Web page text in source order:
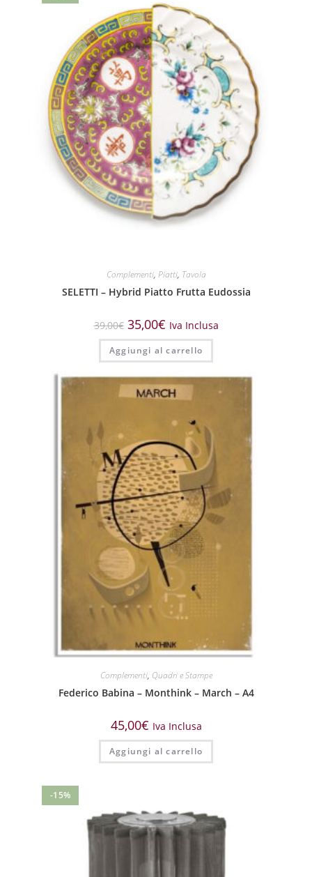
Complementi, Piatti, Tavola
SELETTI – Hybrid Piatto Frutta Eudossia
39,00€ 35,00€ Iva Inclusa
Aggiungi al carrello
Complementi, Quadri e Stampe
Federico Babina – Monthink – March – A4
45,00€ Iva Inclusa
Aggiungi al carrello
-15%